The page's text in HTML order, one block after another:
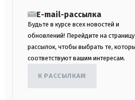
E-mail-рассылка
Будьте в курсе всех новостей и
обновлений! Перейдите на
рассылок, чтобы выбрать те,
соответствуют вашим интересам.
К РАССЫЛКАМ